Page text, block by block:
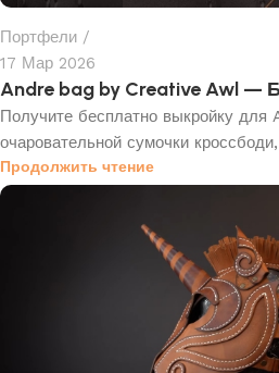
Портфели
17 Мар 2026
Andre bag by Creative Awl —
Получите бесплатно выкройку
очаровательной сумочки
Продолжить чтение